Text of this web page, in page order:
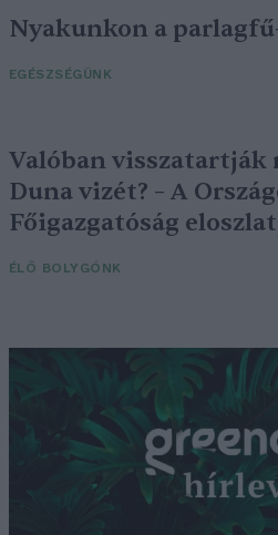
Nyakunkon a
EGÉSZSÉGÜNK
Valóban visszatartják
Duna vizét? – A
Főigazgatóság
ÉLŐ BOLYGÓNK